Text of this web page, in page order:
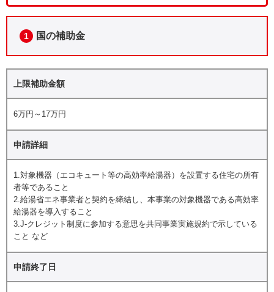
1 国の補助金
上限補助金額
6万円～17万円
申請詳細
1.対象機器（エコキュート等の高効率給湯器）を設置する住宅の所有
者等であること
2.給湯省エネ事業者と契約を締結し、本事業の対象機器である高効率
給湯器を導入すること
3.J-クレジット制度に参加する意思を共同事業実施規約で示している
こと など
申請終了日